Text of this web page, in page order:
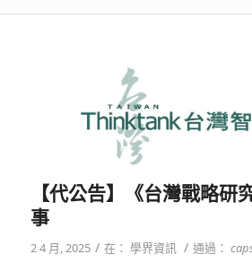
【代公告】《台灣戰略研
事
2 4 月, 2025 / 在： 學界資訊 / 通過：